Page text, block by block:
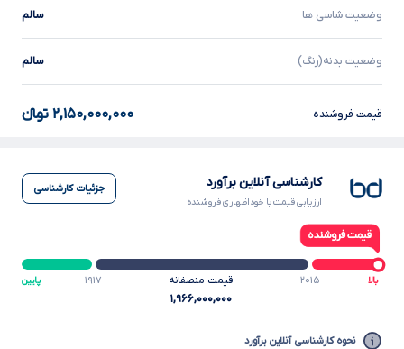
وضعیت شاسی ها سالم
وضعیت بدنه(رنگ) سالم
قیمت فروشنده ۲,۱۵۰,۰۰۰,۰۰۰ تومانءءء
کارشناسی آنلاین برآورد
ارزیابی قیمت با خوداظهاری فروشنده
جزئیات کارشناسی
پایین بالا ۱۹۱۷ قیمت منصفانه
۱,۹۶۶,۰۰۰,۰۰۰
۲۰۱۵
نحوه کارشناسی آنلاین برآورد